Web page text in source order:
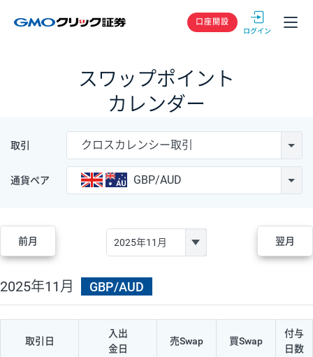
GMOクリック
口座開設
スワップポイント
カレンダー
取引 クロスカレンシー取引
通貨ペア GBP/AUD
前月 翌月
2025年11月 GBP/AUD
取引日
入出
金日
売Swap 買Swap
付与
日数